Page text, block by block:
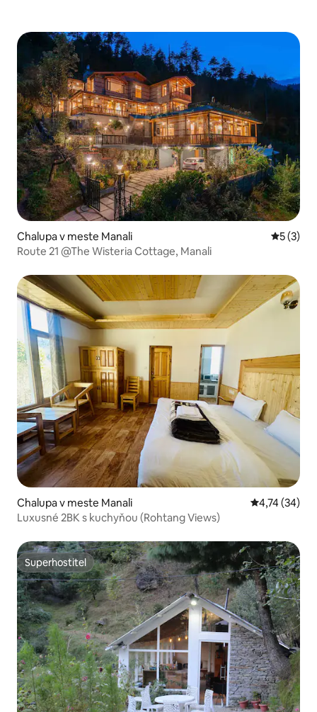
Chalupa v meste Manali
5 (3)
Route 21 @The Wisteria Cottage, Manali
Chalupa v meste Manali Priemerné
4,74 (34)
Luxusné 2BK s kuchyňou (Rohtang Views)
Superhostiteľ
Superhostiteľ